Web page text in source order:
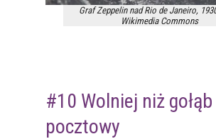
Graf Zeppelin nad Rio de Janeiro,
Wikimedia Commons
#10 Wolniej niż gołąb
pocztowy